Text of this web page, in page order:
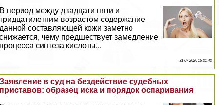
В период между двадцати пяти и
тридцатилетним возрастом содержание
данной составляющей кожи заметно
снижается, чему предшествует замедление
процесса синтеза кислоты...
31 07 2026 16:21:42
Заявление в суд на бездействие судебных
приставов: образец иска и порядок оспаривания